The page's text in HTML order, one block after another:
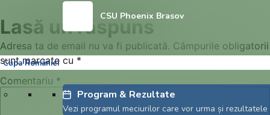
CSU Phoenix Brasov
Cupa României
Program & Rezultate
Vezi programul meciurilor care vor urma și
Lasă un răspuns
Adresa ta de email nu va fi publicată. Câmpurile obligatorii
sunt marcate cu *
Comentariu *